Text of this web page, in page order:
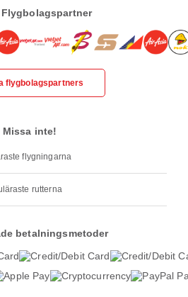
Flygbolagspartner
flygbolagspartners
Missa inte!
flygningarna
rutterna
betalningsmetoder